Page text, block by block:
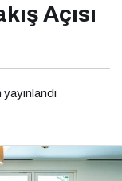
Açısı